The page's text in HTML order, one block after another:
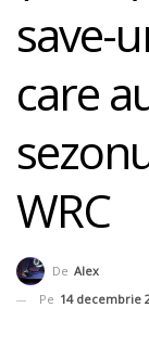
save-
care
WRC
De Alex
Pe 14 decembrie